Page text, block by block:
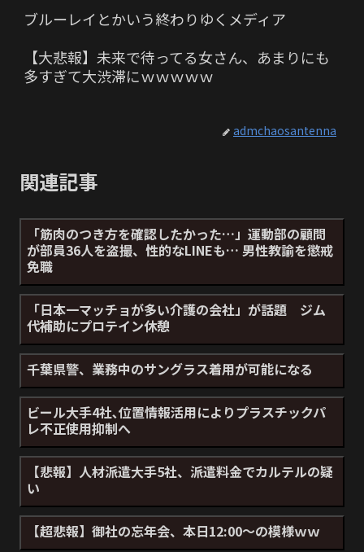
ブルーレイとかいう終わりゆくメディア
【大悲報】未来で待ってる女さん、あまりにも
多すぎて大渋滞にｗｗｗｗｗ
admchaosantenna
関連記事
「筋肉のつき方を確認したかった…」運動部の顧問
が部員36人を盗撮、性的なLINEも… 男性教諭を懲戒
免職
「日本一マッチョが多い介護の会社」が話題 ジム
代補助にプロテイン休憩
千葉県警、業務中のサングラス着用が可能になる
ビール大手4社､位置情報活用によりプラスチックパ
レ不正使用抑制へ
【悲報】人材派遣大手5社、派遣料金でカルテルの疑
い
【超悲報】御社の忘年会、本日12:00～の模様ｗｗ